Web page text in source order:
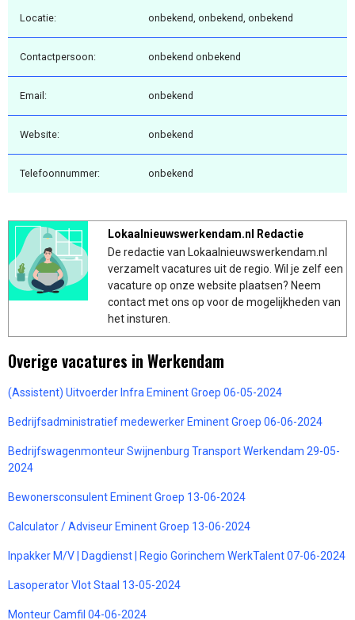
Locatie: onbekend, onbekend, onbekend
Contactpersoon: onbekend onbekend
Email: onbekend
Website: onbekend
Telefoonnummer: onbekend
Lokaalnieuwswerkendam.nl Redactie
De redactie van Lokaalnieuwswerkendam.nl
verzamelt vacatures uit de regio. Wil je zelf een
vacature op onze website plaatsen? Neem
contact met ons op voor de mogelijkheden van
het insturen.
Overige vacatures in Werkendam
(Assistent) Uitvoerder Infra Eminent Groep 06-05-2024
Bedrijfsadministratief medewerker Eminent Groep 06-06-2024
Bedrijfswagenmonteur Swijnenburg Transport Werkendam 29-05-
2024
Bewonersconsulent Eminent Groep 13-06-2024
Calculator / Adviseur Eminent Groep 13-06-2024
Inpakker M/V | Dagdienst | Regio Gorinchem WerkTalent 07-06-2024
Lasoperator Vlot Staal 13-05-2024
Monteur Camfil 04-06-2024